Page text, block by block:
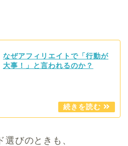
なぜアフィリエイトで「行動が
大事！」と言われるのか？
びのときも、